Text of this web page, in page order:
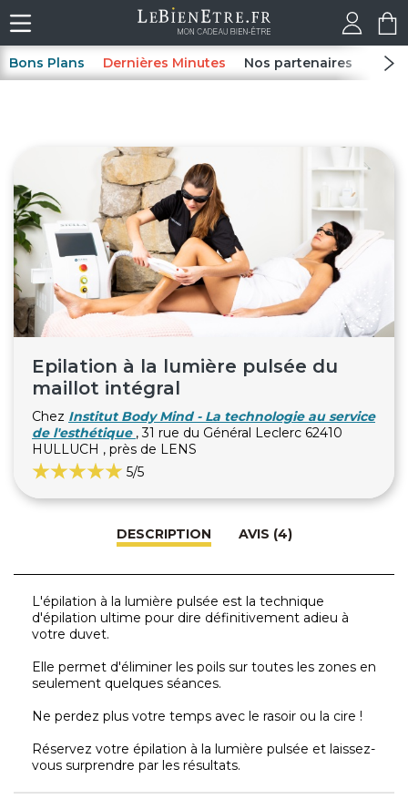
Bons Plans Dernières Minutes Nos partenaires Spas
Epilation à la lumière pulsée du
maillot intégral
Chez Institut Body Mind - La technologie au service
de l'esthétique , 31 rue du Général Leclerc 62410
HULLUCH , près de LENS
5/5
DESCRIPTION AVIS (4)
L'épilation à la lumière pulsée est la technique
d'épilation ultime pour dire définitivement adieu à
votre duvet.
Elle permet d'éliminer les poils sur toutes les zones en
seulement quelques séances.
Ne perdez plus votre temps avec le rasoir ou la cire !
Réservez votre épilation à la lumière pulsée et laissez-
vous surprendre par les résultats.